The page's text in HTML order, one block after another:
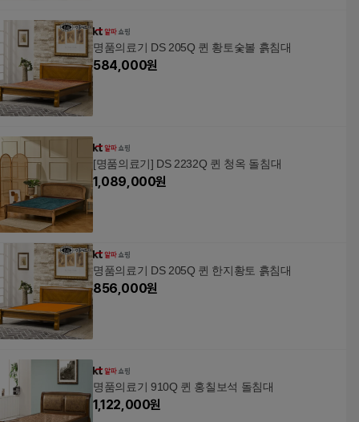
명품의료기 DS 205Q 퀸 황토숯볼 흙침대
584,000원
[명품의료기] DS 2232Q 퀸 청옥 돌침대
1,089,000원
명품의료기 DS 205Q 퀸 한지황토 흙침대
856,000원
명품의료기 910Q 퀸 홍칠보석 돌침대
1,122,000원